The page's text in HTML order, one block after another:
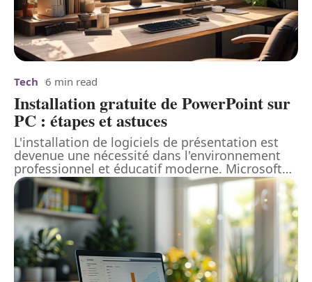
Tech 6 min read
Installation gratuite de PowerPoint sur
PC : étapes et astuces
L'installation de logiciels de présentation est
devenue une nécessité dans l'environnement
professionnel et éducatif moderne. Microsoft…